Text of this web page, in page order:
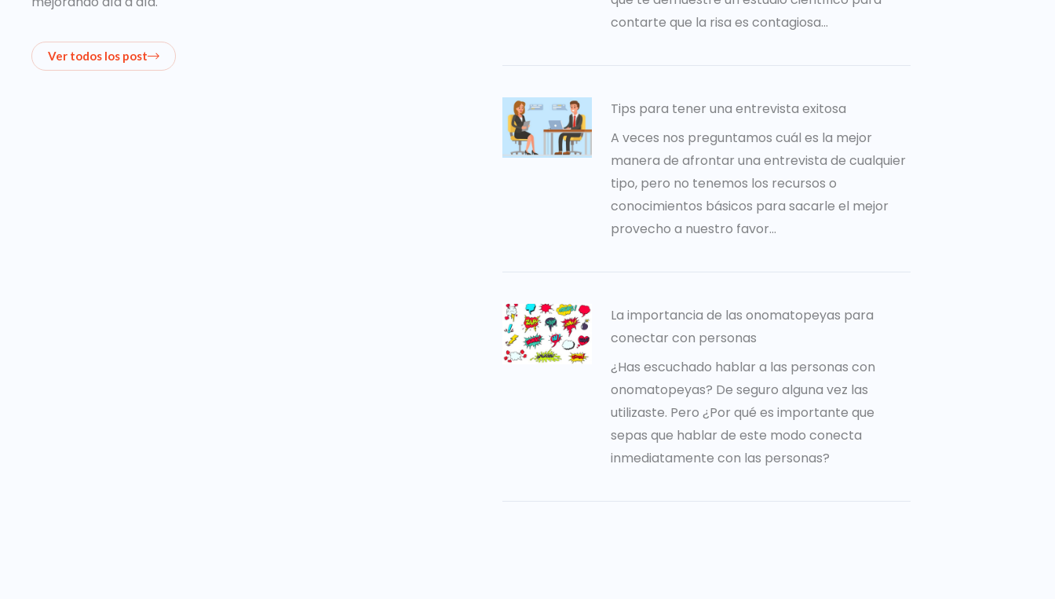
Ver todos los post
contarte que la risa es contagiosa…
Tips para tener una entrevista exitosa
A veces nos preguntamos cuál es la mejor
manera de afrontar una entrevista de cualquier
tipo, pero no tenemos los recursos o
conocimientos básicos para sacarle el mejor
provecho a nuestro favor...
La importancia de las onomatopeyas para
conectar con personas
¿Has escuchado hablar a las personas con
onomatopeyas? De seguro alguna vez las
utilizaste. Pero ¿Por qué es importante que
sepas que hablar de este modo conecta
inmediatamente con las personas?